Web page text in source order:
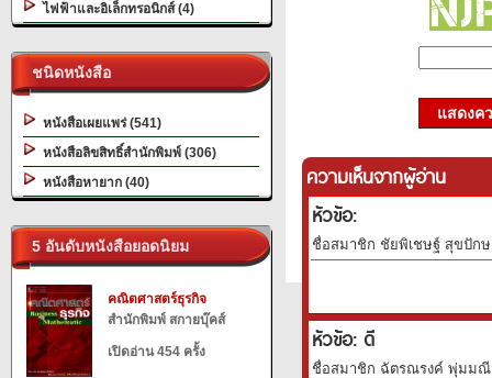
ไฟฟ้าและอิเล็กทรอนิกส์ (4)
ชนิดหนังสือ
หนังสือเผยแพร่ (541)
หนังสือลิขสิทธิ์สำนักพิมพ์ (306)
หนังสือหายาก (40)
5 อันดับหนังสือยอดนิยม
คณิตศาสตร์ธุรกิจ
สำนักพิมพ์ สกายบุ๊คส์
เปิดอ่าน 454 ครั้ง
แสดงค
ความเห็นจากผู้อ่าน
หัวข้อ:
ชื่อสมาชิก ชัยพิเชษฐ์ สุขปักษ
หัวข้อ: ดี
ชื่อสมาชิก ฉัตรณรงค์ พุ่มมณี